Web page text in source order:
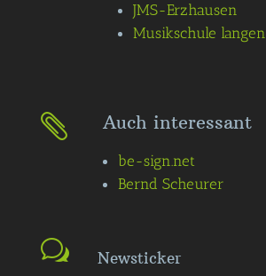
JMS-Erzhausen
Musikschule langen
 Auch interessant
be-sign.net
Bernd Scheurer
Newsticker